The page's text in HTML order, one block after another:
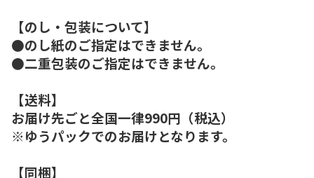
【のし・包装について】
●のし紙のご指定はできません。
●二重包装のご指定はできません。
【送料】
お届け先ごと全国一律990円（税込）
※ゆうパックでのお届けとなります。
【同梱】